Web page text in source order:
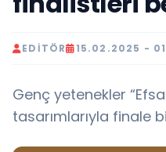
EDITÖR 15.02.2025 -
Genç yetenekler
tasarımlarıyla finale